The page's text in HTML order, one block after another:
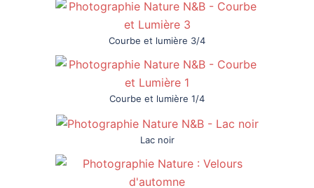
Courbe et lumière 3/4
Courbe et lumière 1/4
Lac noir